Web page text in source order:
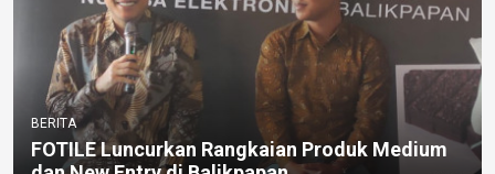
BERITA
FOTILE Luncurkan Rangkaian Produk Medium